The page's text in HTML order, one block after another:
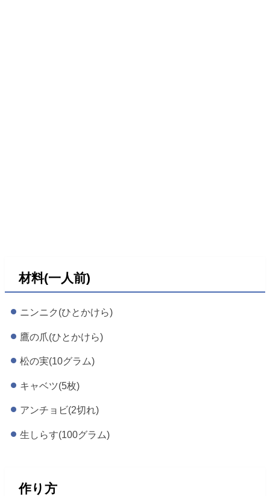
材料(一人前)
ニンニク(ひとかけら)
鷹の爪(ひとかけら)
松の実(10グラム)
キャベツ(5枚)
アンチョビ(2切れ)
生しらす(100グラム)
作り方